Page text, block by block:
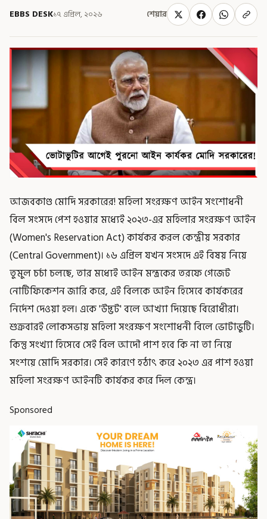
EBBS DESK১৭ এপ্রিল, ২০২৬ শেয়ার
আজবকাণ্ড মোদি সরকারের! মহিলা সংরক্ষণ আইন সংশোধনী
বিল সংসদে পেশ হওয়ার মধ্যেই ২০২৩-এর মহিলার সংরক্ষণ আইন
(Women's Reservation Act) কার্যকর করল কেন্দ্রীয় সরকার
(Central Government)। ১৬ এপ্রিল যখন সংসদে এই বিষয় নিয়ে
তুমুল চর্চা চলছে, তার মধ্যেই আইন মন্ত্রকের তরফে গেজেট
নোটিফিকেশন জারি করে, এই বিলকে আইন হিসেবে কার্যকরের
নির্দেশ দেওয়া হল। একে 'উদ্ভট' বলে আখ্যা দিয়েছে বিরোধীরা।
শুক্রবারই লোকসভায় মহিলা সংরক্ষণ সংশোধনী বিলে ভোটাভুটি।
কিন্তু সংখ্যা হিসেবে সেই বিল আদৌ পাশ হবে কি না তা নিয়ে
সংশয়ে মোদি সরকার। সেই কারণে হঠাৎ করে ২০২৩ এর পাশ হওয়া
মহিলা সংরক্ষণ আইনটি কার্যকর করে দিল কেন্দ্র।
Sponsored